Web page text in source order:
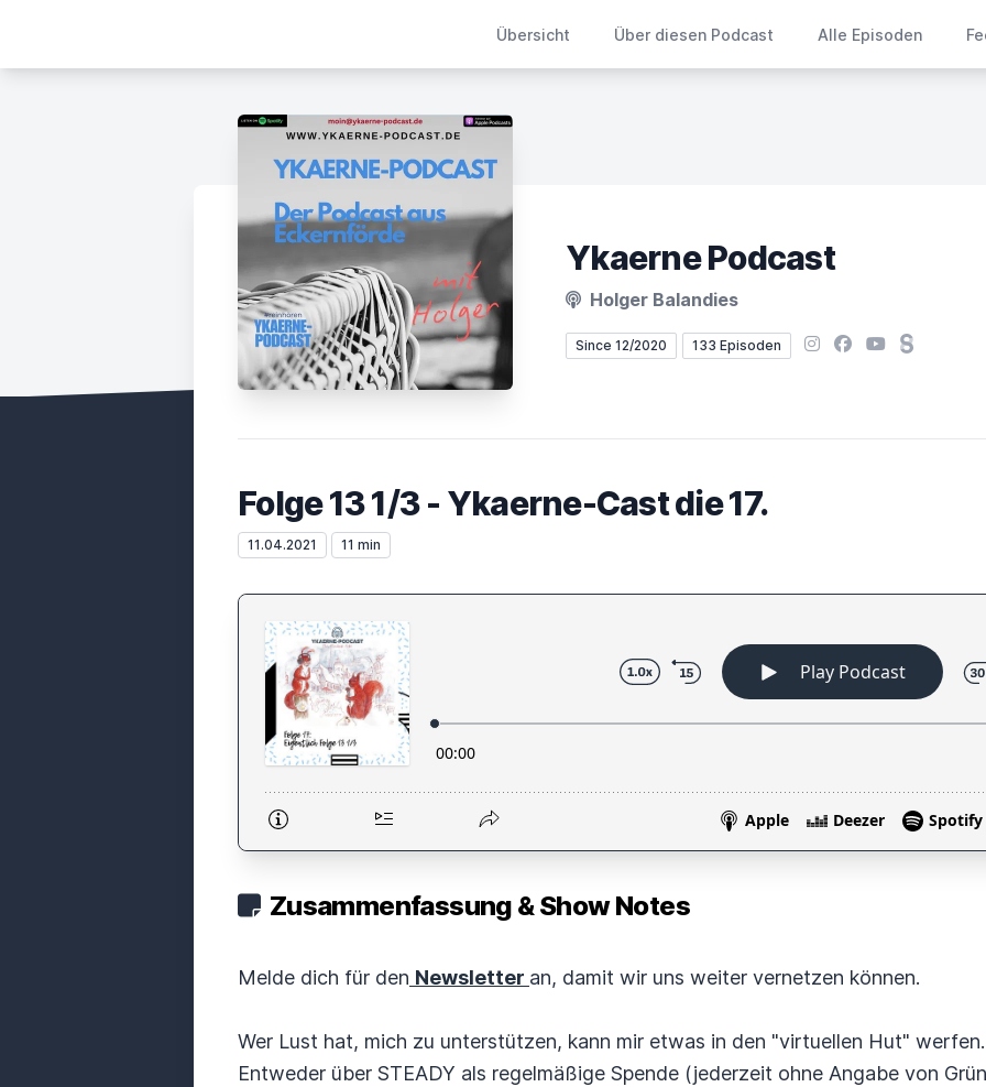
Übersicht Über diesen Podcast Alle Episoden
Ykaerne Podcast
Holger Balandies
Since 12/2020 133 Episoden Instagram
Facebook
YouTubeSteady
Folge 13 1/3 - Ykaerne-Cast die 17.
11.04.2021 11 min
Zusammenfassung & Show Notes
Melde dich für den Newsletter an, damit wir uns weiter vernetzen können.
Wer Lust hat, mich zu unterstützen, kann mir etwas in den "virtuellen Hut"
Entweder über STEADY als regelmäßige Spende (jederzeit ohne Angabe von